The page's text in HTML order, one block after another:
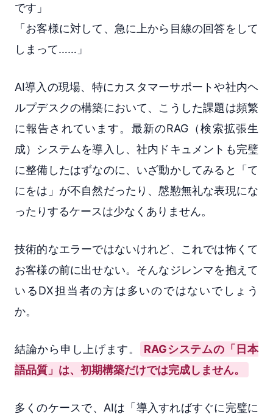
です」
「お客様に対して、急に上から目線の回答をして
しまって……」
AI導入の現場、特にカスタマーサポートや社内ヘ
ルプデスクの構築において、こうした課題は頻繁
に報告されています。最新のRAG（検索拡張生
成）システムを導入し、社内ドキュメントも完璧
に整備したはずなのに、いざ動かしてみると「て
にをは」が不自然だったり、慇懃無礼な表現にな
ったりするケースは少なくありません。
技術的なエラーではないけれど、これでは怖くて
お客様の前に出せない。そんなジレンマを抱えて
いるDX担当者の方は多いのではないでしょう
か。
結論から申し上げます。
RAGシステムの「日本
語品質」は、初期構築だけでは完成しません。
多くのケースで、AIは「導入すればすぐに完璧に